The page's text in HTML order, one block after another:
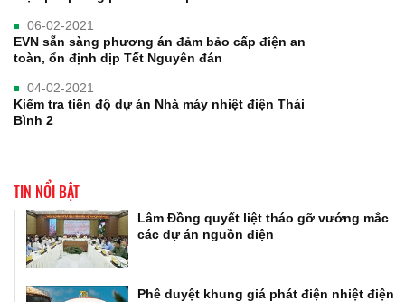
06-02-2021
EVN sẵn sàng phương án đảm bảo cấp điện an
toàn, ổn định dịp Tết Nguyên đán
04-02-2021
Kiểm tra tiến độ dự án Nhà máy nhiệt điện Thái
Bình 2
TIN NỔI BẬT
Lâm Đồng quyết liệt tháo gỡ vướng mắc
các dự án nguồn điện
Phê duyệt khung giá phát điện nhiệt điện